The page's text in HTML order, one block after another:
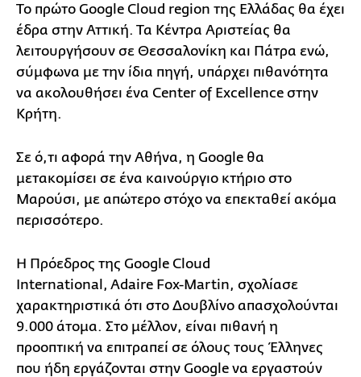
Το πρώτο Google Cloud region της Ελλάδας θα έχει
έδρα στην Αττική. Τα Κέντρα Αριστείας θα
λειτουργήσουν σε Θεσσαλονίκη και Πάτρα ενώ,
σύμφωνα με την ίδια πηγή, υπάρχει πιθανότητα
να ακολουθήσει ένα Center of Excellence στην
Κρήτη.
Σε ό,τι αφορά την Αθήνα, η Google θα
μετακομίσει σε ένα καινούργιο κτήριο στο
Μαρούσι, με απώτερο στόχο να επεκταθεί ακόμα
περισσότερο.
Η Πρόεδρος της Google Cloud
International, Adaire Fox-Martin, σχολίασε
χαρακτηριστικά ότι στο Δουβλίνο απασχολούνται
9.000 άτομα. Στο μέλλον, είναι πιθανή η
προοπτική να επιτραπεί σε όλους τους Έλληνες
που ήδη εργάζονται στην Google να εργαστούν